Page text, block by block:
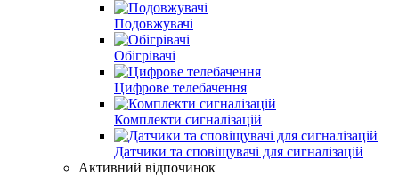
Подовжувачі
Обігрівачі
Цифрове телебачення
Комплекти сигналізацій
Датчики та сповіщувачі для сигналізацій
Активний відпочинок